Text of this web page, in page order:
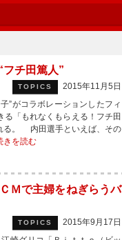
チ田篤人”
TOPICS
2015年11月5日
”がコラボレーションしたフィ
る「もれなくもらえる！フチ田
る。 内田選手といえば、その
きを読む
Ｍで主婦をねぎらうバ
TOPICS
2015年9月17日